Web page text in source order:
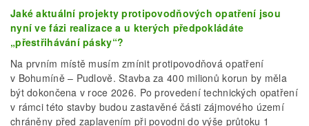
Jaké aktuální projekty protipovodňových opatření jsou
nyní ve fázi realizace a u kterých předpokládáte
„přestřihávání pásky“?
Na prvním místě musím zmínit protipovodňová opatření
v Bohumíně – Pudlově. Stavba za 400 milionů korun by měla
být dokončena v roce 2026. Po provedení technických opatření
v rámci této stavby budou zastavěné části zájmového území
chráněny před zaplavením při povodni do výše průtoku 1